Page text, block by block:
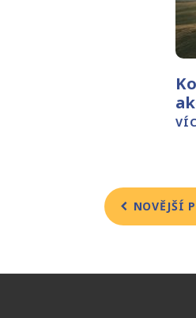
Navigace
pro
NOVĚJŠÍ